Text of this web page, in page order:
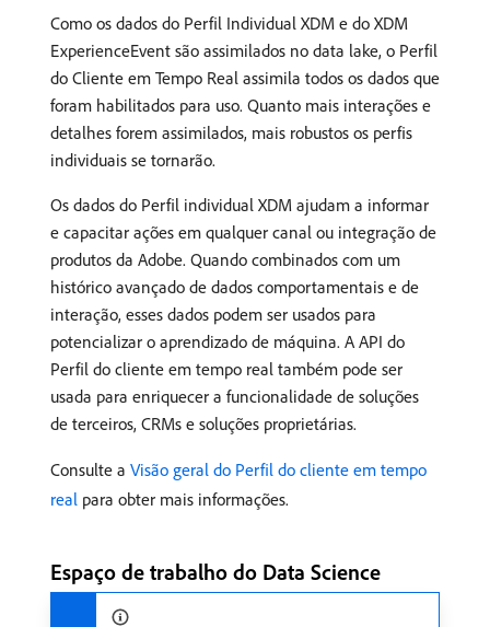
Como os dados do Perfil Individual XDM e do XDM
ExperienceEvent são assimilados no data lake, o Perfil
do Cliente em Tempo Real assimila todos os dados que
foram habilitados para uso. Quanto mais interações e
detalhes forem assimilados, mais robustos os perfis
individuais se tornarão.
Os dados do Perfil individual XDM ajudam a informar
e capacitar ações em qualquer canal ou integração de
produtos da Adobe. Quando combinados com um
histórico avançado de dados comportamentais e de
interação, esses dados podem ser usados para
potencializar o aprendizado de máquina. A API do
Perfil do cliente em tempo real também pode ser
usada para enriquecer a funcionalidade de soluções
de terceiros, CRMs e soluções proprietárias.
Consulte a Visão geral do Perfil do cliente em tempo
real para obter mais informações.
Espaço de trabalho do Data Science